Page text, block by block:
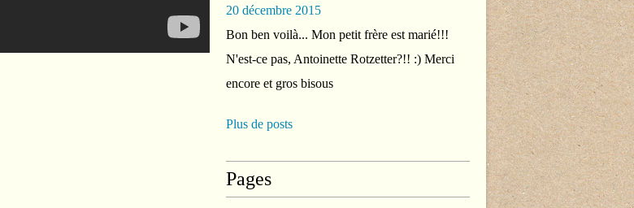
20 décembre 2015
Bon ben voilà... Mon petit frère est marié!!!
N'est-ce pas, Antoinette Rotzetter?!! :) Merci
encore et gros bisous
Plus de posts
Pages